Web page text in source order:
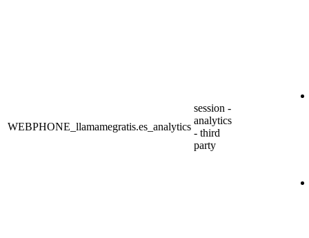
WEBPHONE_llamamegratis.es_analytics
session -
analytics
- third
party